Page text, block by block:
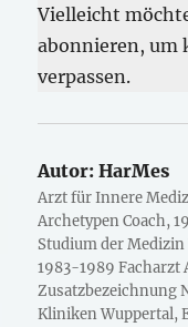
Vielleicht
abonnieren, um
verpassen.
Autor: HarMes
Arzt für Innere
Archetypen Coach,
Studium der
1983-1989 Facharzt
Zusatzbezeichnung
Kliniken Wuppertal,